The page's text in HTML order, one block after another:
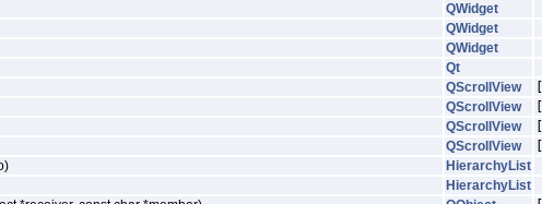
QWidget
QWidget
QWidget
Qt
QScrollView
QScrollView
QScrollView
QScrollView
HierarchyList
HierarchyList